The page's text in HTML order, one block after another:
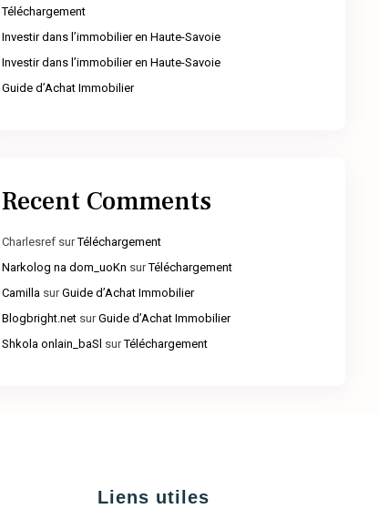
Téléchargement
Investir dans l’immobilier en Haute-Savoie
Investir dans l’immobilier en Haute-Savoie
Guide d’Achat Immobilier
Recent Comments
CharlesrefsurTéléchargement
Narkolog na dom_uoKn surTéléchargement
CamillasurGuide d’Achat Immobilier
Blogbright.netsurGuide d’Achat Immobilier
Shkola onlain_baSl surTéléchargement
Liens utiles